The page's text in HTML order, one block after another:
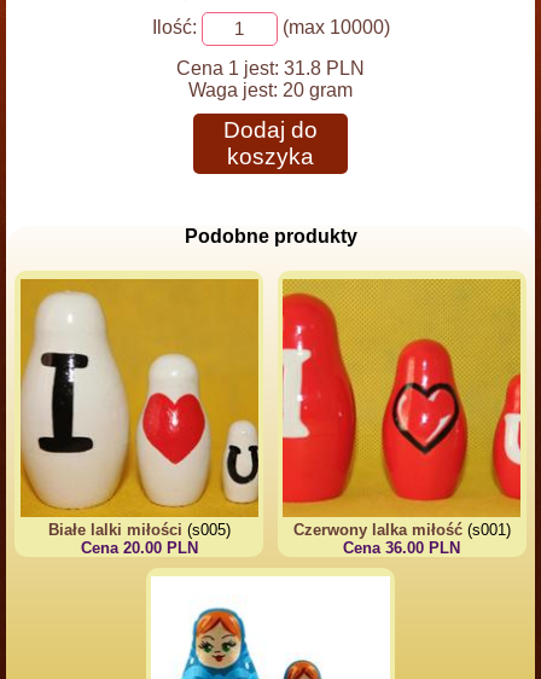
Ilość:
(max 10000)
Cena 1 jest: 31.8 PLN
Waga jest: 20 gram
Dodaj do
koszyka
Podobne produkty
Białe lalki miłości (s005)
Cena 20.00 PLN
Czerwony lalka miłość(s001)
Cena 36.00 PLN